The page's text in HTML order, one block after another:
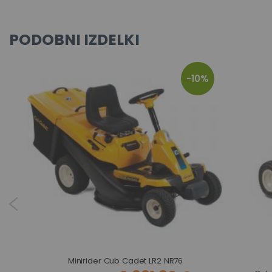
PODOBNI IZDELKI
-10%
Minirider Cub Cadet LR2 NR76